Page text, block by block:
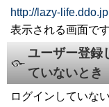
http://lazy-
表示される画面です
ユーザー登録
ていないとき
ログインしていな